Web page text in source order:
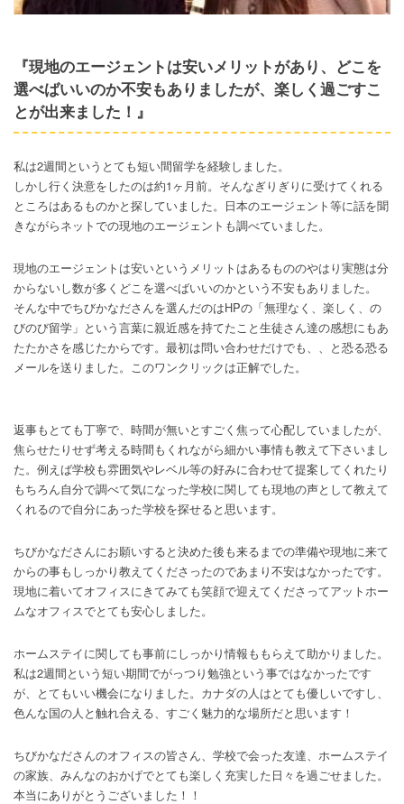
『現地のエージェントは安いメリットがあり、どこを
選べばいいのか不安もありましたが、楽しく過ごすこ
とが出来ました！』
私は2週間というとても短い間留学を経験しました。
しかし行く決意をしたのは約1ヶ月前。そんなぎりぎりに受けてくれる
ところはあるものかと探していました。日本のエージェント等に話を聞
きながらネットでの現地のエージェントも調べていました。
現地のエージェントは安いというメリットはあるもののやはり実態は分
からないし数が多くどこを選べばいいのかという不安もありました。
そんな中でちびかなださんを選んだのはHPの「無理なく、楽しく、の
びのび留学」という言葉に親近感を持てたこと生徒さん達の感想にもあ
たたかさを感じたからです。最初は問い合わせだけでも、、と恐る恐る
メールを送りました。このワンクリックは正解でした。
返事もとても丁寧で、時間が無いとすごく焦って心配していましたが、
焦らせたりせず考える時間もくれながら細かい事情も教えて下さいまし
た。例えば学校も雰囲気やレベル等の好みに合わせて提案してくれたり
もちろん自分で調べて気になった学校に関しても現地の声として教えて
くれるので自分にあった学校を探せると思います。
ちびかなださんにお願いすると決めた後も来るまでの準備や現地に来て
からの事もしっかり教えてくださったのであまり不安はなかったです。
現地に着いてオフィスにきてみても笑顔で迎えてくださってアットホー
ムなオフィスでとても安心しました。
ホームステイに関しても事前にしっかり情報ももらえて助かりました。
私は2週間という短い期間でがっつり勉強という事ではなかったです
が、とてもいい機会になりました。カナダの人はとても優しいですし、
色んな国の人と触れ合える、すごく魅力的な場所だと思います！
ちびかなださんのオフィスの皆さん、学校で会った友達、ホームステイ
の家族、みんなのおかげでとても楽しく充実した日々を過ごせました。
本当にありがとうございました！！